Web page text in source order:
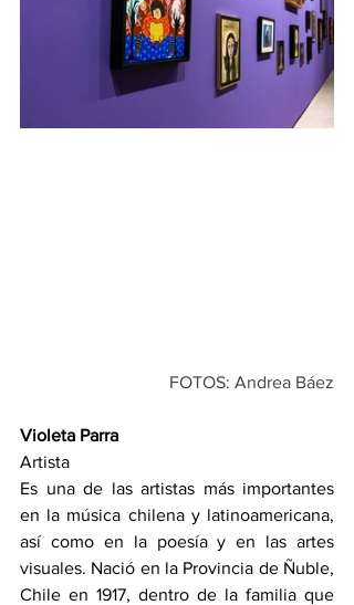
FOTOS: Andrea Báez
Violeta Parra
Artista
Es una de las artistas más importantes
en la música chilena y latinoamericana,
así como en la poesía y en las artes
visuales. Nació en la Provincia de Ñuble,
Chile en 1917, dentro de la familia que